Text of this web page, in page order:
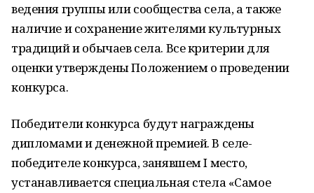
ведения группы или сообщества села, а также
наличие и сохранение жителями культурных
традиций и обычаев села. Все критерии для
оценки утверждены Положением о проведении
конкурса.
Победители конкурса будут награждены
дипломами и денежной премией. В селе-
победителе конкурса, занявшем I место,
устанавливается специальная стела «Самое